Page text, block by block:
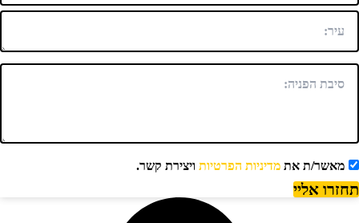
מאשר/ת אתמדיניות הפרטיותויצירת קשר.
אליי